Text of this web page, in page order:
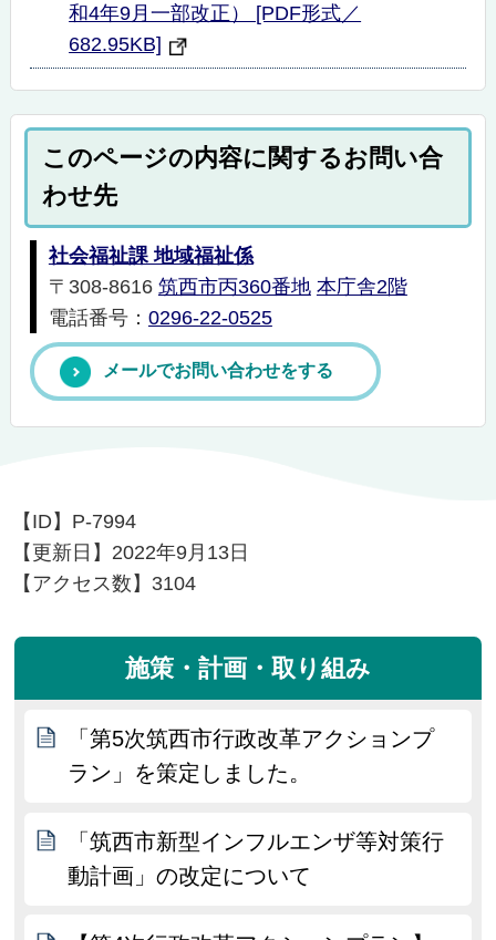
和4年9月一部改正） [PDF形式／
682.95KB]
このページの内容に関するお問い合
わせ先
社会福祉課 地域福祉係
〒308-8616 筑西市丙360番地 本庁舎2階
電話番号： 0296-22-0525
メールでお問い合わせをする
【ID】 P-7994
【更新日】 2022年9月13日
【アクセス数】 3104
施策・計画・取り組み
「第5次筑西市行政改革アクションプ
ラン」を策定しました。
「筑西市新型インフルエンザ等対策行
動計画」の改定について